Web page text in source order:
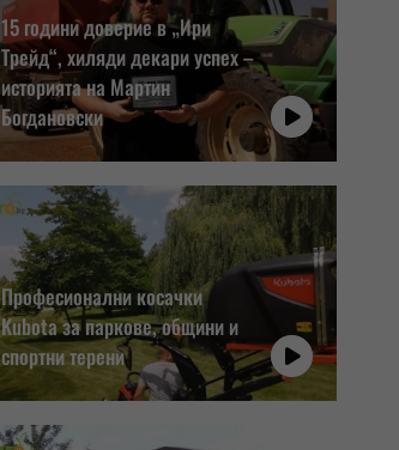
15 години доверие в „Ири
Трейд“, хиляди декари успех –
историята на Мартин
Богдановски
Професионални косачки
Kubota за паркове, общини и
спортни терени